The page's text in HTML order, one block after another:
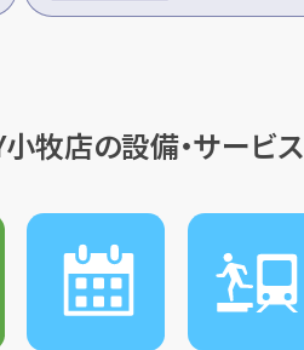
牧店の設備・サービス